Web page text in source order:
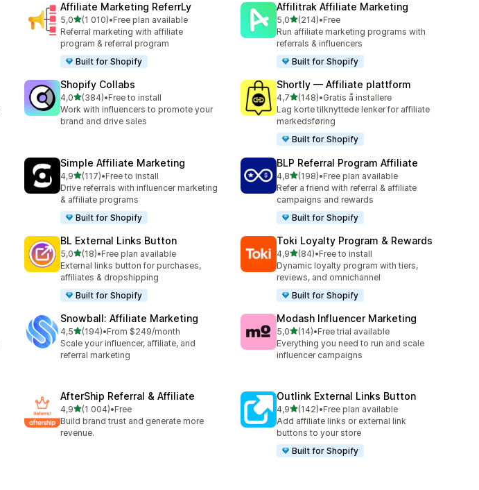
Affiliate Marketing ReferrLy
5,0av 5 stjerner
(1 010)
Totalt 1010 omtaler
•Free plan available
Referral marketing with affiliate
program & referral program
Built for Shopify
Affilitrak Affiliate Marketing
5,0av 5 stjerner
(214)
Totalt 214 omtaler
•Free
Run affiliate marketing programs with
referrals & influencers
Built for Shopify
Shopify Collabs
4,0av 5 stjerner
(384)
Totalt 384 omtaler
•Free to install
Work with influencers to promote your
brand and drive sales
Shortly — Affiliate plattform
4,7av 5 stjerner
(148)
Totalt 148 omtaler
•Gratis å installere
Lag korte tilknyttede lenker for affiliate
markedsføring
Built for Shopify
Simple Affiliate Marketing
4,9av 5 stjerner
(117)
Totalt 117 omtaler
•Free to install
Drive referrals with influencer marketing
& affiliate programs
Built for Shopify
BLP Referral Program Affiliate
4,8av 5 stjerner
(198)
Totalt 198 omtaler
•Free plan available
Refer a friend with referral & affiliate
campaigns and rewards
Built for Shopify
BL External Links Button
5,0av 5 stjerner
(18)
Totalt 18 omtaler
•Free plan available
External links button for purchases,
affiliates & dropshipping
Built for Shopify
Toki Loyalty Program & Rewards
4,9av 5 stjerner
(84)
Totalt 84 omtaler
•Free to install
Dynamic loyalty program with tiers,
reviews, and omnichannel
Built for Shopify
Snowball: Affiliate Marketing
4,5av 5 stjerner
(194)
Totalt 194 omtaler
•From $249/month
Scale your influencer, affiliate, and
referral marketing
Modash Influencer Marketing
5,0av 5 stjerner
(14)
Totalt 14 omtaler
•Free trial available
Everything you need to run and scale
influencer campaigns
AfterShip Referral & Affiliate
4,9av 5 stjerner
(1 004)
Totalt 1004 omtaler
•Free
Build brand trust and generate more
revenue.
Outlink External Links Button
4,9av 5 stjerner
(142)
Totalt 142 omtaler
•Free plan available
Add affiliate links or external link
buttons to your store
Built for Shopify